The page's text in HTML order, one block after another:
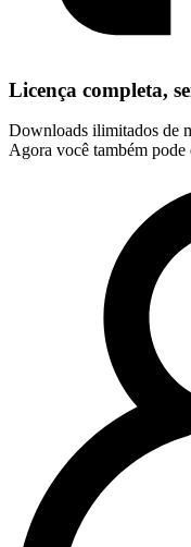
Licença completa,
Downloads ilimitados de
Agora você também